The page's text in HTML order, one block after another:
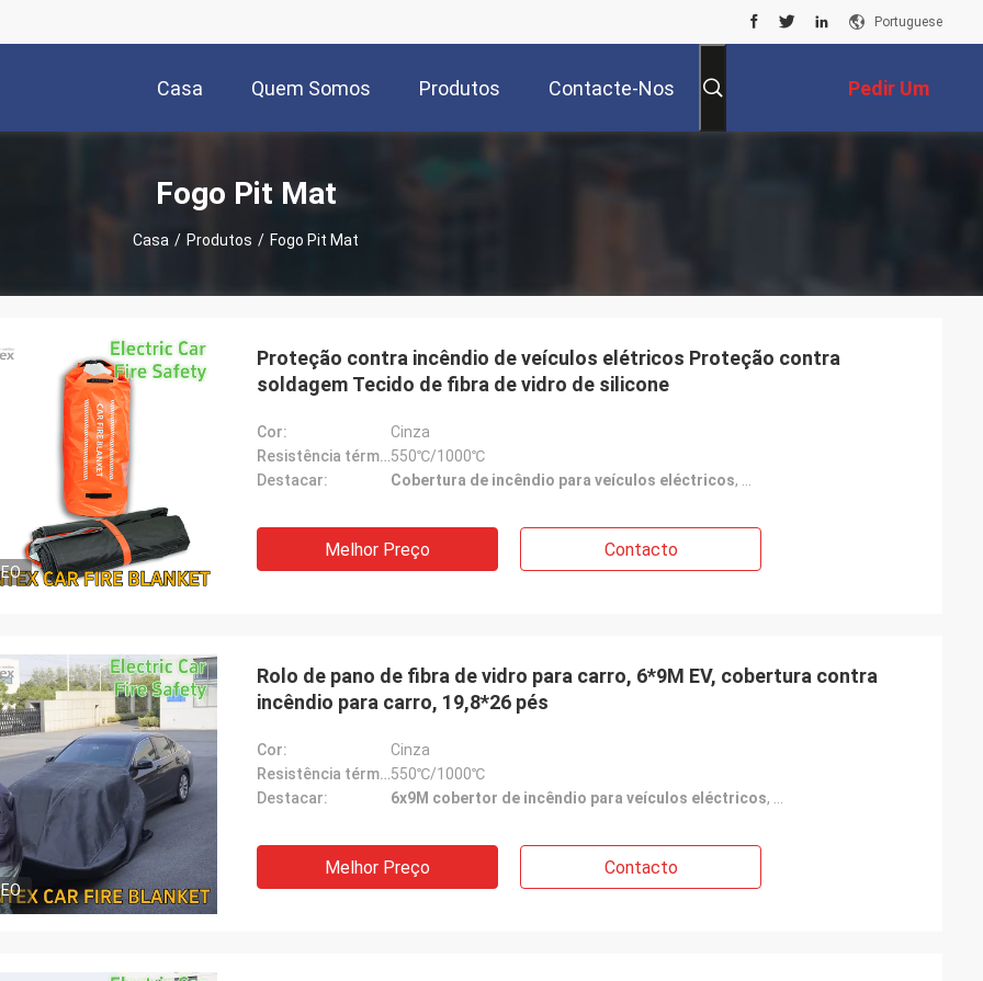
Portuguese
Casa Quem Somos Produtos Contacte-Nos Pedir Um
Orçamento
Fogo Pit Mat
Casa / Produtos / Fogo Pit Mat
Proteção contra incêndio de veículos elétricos Proteção contra
soldagem Tecido de fibra de vidro de silicone
Cor:
Cinza
Resistência térmica:550℃/1000℃
Destacar:
Cobertura de incêndio para veículos eléctricos,
Melhor Preço Contacto
Rolo de pano de fibra de vidro para carro, 6*9M EV, cobertura contra
incêndio para carro, 19,8*26 pés
Cor:
Cinza
Resistência térmica:550℃/1000℃
Destacar:
6x9M cobertor de incêndio para veículos eléctricos,
Melhor Preço Contacto